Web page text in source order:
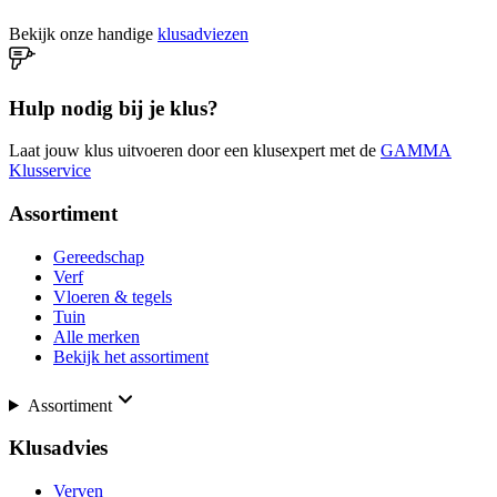
Bekijk onze handige klusadviezen
Hulp nodig bij je klus?
Laat jouw klus uitvoeren door een klusexpert met de GAMMA
Klusservice
Assortiment
Gereedschap
Verf
Vloeren & tegels
Tuin
Alle merken
Bekijk het assortiment
Assortiment
Klusadvies
Verven